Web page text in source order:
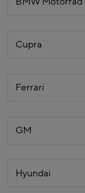
Cupra
Ferrari
GM
Hyundai